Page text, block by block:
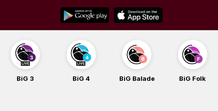
content
BiG 3 BiG 4 BiG Balade BiG Folk